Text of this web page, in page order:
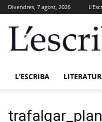
Divendres, 7 agost, 2026
L’ESCRIBA
trafalgar_plan